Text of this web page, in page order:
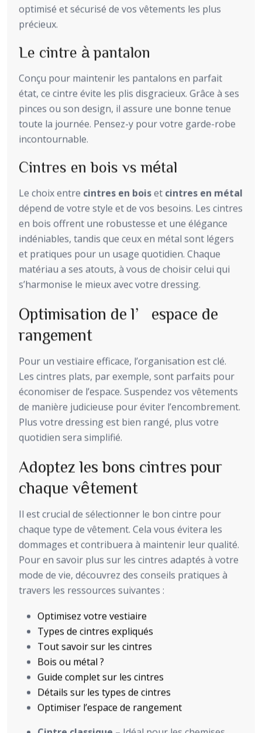
optimisé et sécurisé de vos vêtements les plus
précieux.
Le cintre à pantalon
Conçu pour maintenir les pantalons en parfait
état, ce cintre évite les plis disgracieux. Grâce à ses
pinces ou son design, il assure une bonne tenue
toute la journée. Pensez-y pour votre garde-robe
incontournable.
Cintres en bois vs métal
Le choix entre cintres en boiset cintres en métal
dépend de votre style et de vos besoins. Les cintres
en bois offrent une robustesse et une élégance
indéniables, tandis que ceux en métal sont légers
et pratiques pour un usage quotidien. Chaque
matériau a ses atouts, à vous de choisir celui qui
s’harmonise le mieux avec votre dressing.
Optimisation de l’espace de
rangement
Pour un vestiaire efficace, l’organisation est clé.
Les cintres plats, par exemple, sont parfaits pour
économiser de l’espace. Suspendez vos vêtements
de manière judicieuse pour éviter l’encombrement.
Plus votre dressing est bien rangé, plus votre
quotidien sera simplifié.
Adoptez les bons cintres pour
chaque vêtement
Il est crucial de sélectionner le bon cintre pour
chaque type de vêtement. Cela vous évitera les
dommages et contribuera à maintenir leur qualité.
Pour en savoir plus sur les cintres adaptés à votre
mode de vie, découvrez des conseils pratiques à
travers les ressources suivantes :
Optimisez votre vestiaire
Types de cintres expliqués
Tout savoir sur les cintres
Bois ou métal ?
Guide complet sur les cintres
Détails sur les types de cintres
Optimiser l’espace de rangement